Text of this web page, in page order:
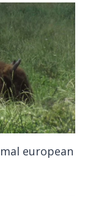
european